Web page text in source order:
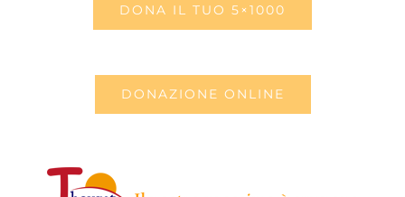
DONA IL TUO 5×1000
DONAZIONE ONLINE